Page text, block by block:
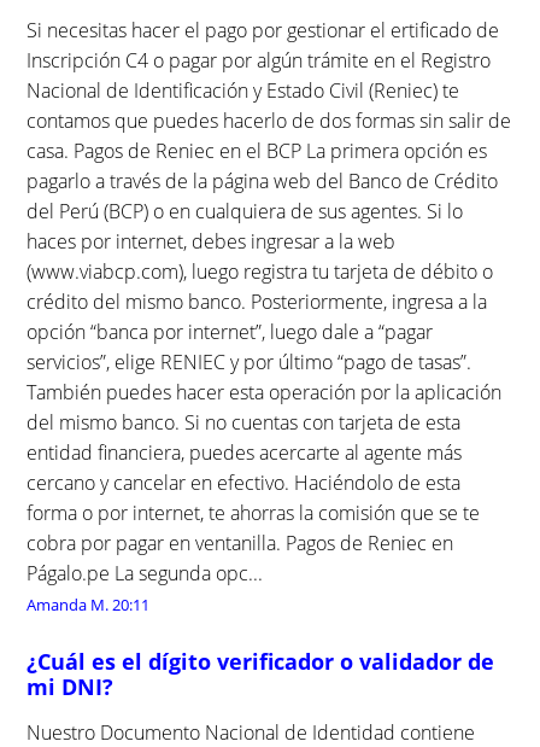
Si necesitas hacer el pago por gestionar el ertificado de
Inscripción C4 o pagar por algún trámite en el Registro
Nacional de Identificación y Estado Civil (Reniec) te
contamos que puedes hacerlo de dos formas sin salir de
casa. Pagos de Reniec en el BCP La primera opción es
pagarlo a través de la página web del Banco de Crédito
del Perú (BCP) o en cualquiera de sus agentes. Si lo
haces por internet, debes ingresar a la web
(www.viabcp.com), luego registra tu tarjeta de débito o
crédito del mismo banco. Posteriormente, ingresa a la
opción “banca por internet”, luego dale a “pagar
servicios”, elige RENIEC y por último “pago de tasas”.
También puedes hacer esta operación por la aplicación
del mismo banco. Si no cuentas con tarjeta de esta
entidad financiera, puedes acercarte al agente más
cercano y cancelar en efectivo. Haciéndolo de esta
forma o por internet, te ahorras la comisión que se te
cobra por pagar en ventanilla. Pagos de Reniec en
Págalo.pe La segunda opc...
Amanda M.20:11
¿Cuál es el dígito verificador o validador de
mi DNI?
Nuestro Documento Nacional de Identidad contiene